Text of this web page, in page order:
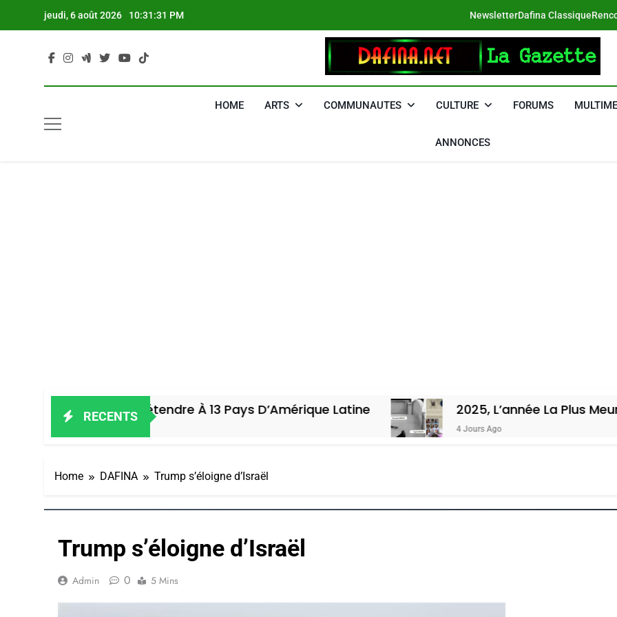
jeudi, 6 août 2026 10:31:32 PM NewsletterDafina Classique
DAFINA
HOME ARTS COMMUNAUTES CULTURE FORUMS
ANNONCES
RECENTS
S’étendre À 13 Pays D’Amérique Latine 2025, L’année La Plus Meurtrière
4 Jours Ago
Home DAFINA Trump s’éloigne d’Israël
Trump s’éloigne d’Israël
Admin 0 5 Mins
5